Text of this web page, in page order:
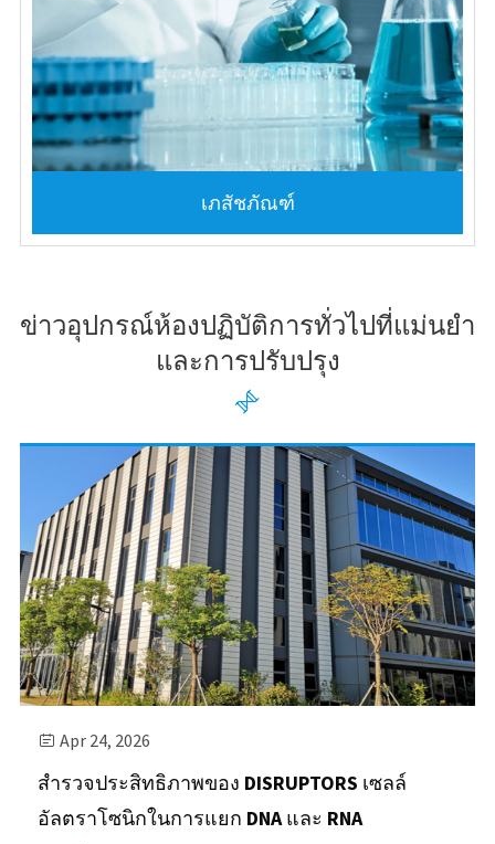
เภสัชภัณฑ์
ข่าวอุปกรณ์ห้องปฏิบัติการทั่วไปที่แม่นยำ
และการปรับปรุง

 Apr 24, 2026
สำรวจประสิทธิภาพของ DISRUPTORS เซลล์
อัลตราโซนิกในการแยก DNA และ RNA